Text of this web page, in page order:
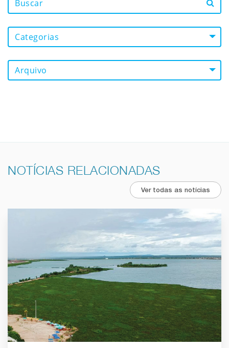
Categorias
Arquivo
NOTÍCIAS RELACIONADAS
Ver todas as notícias